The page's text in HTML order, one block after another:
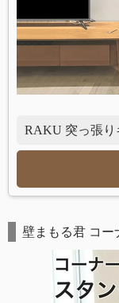
RAKU 突っ張り
壁まもる君 コー